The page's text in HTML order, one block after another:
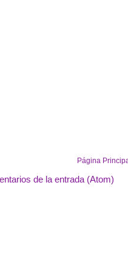
Página
de la entrada (Atom)